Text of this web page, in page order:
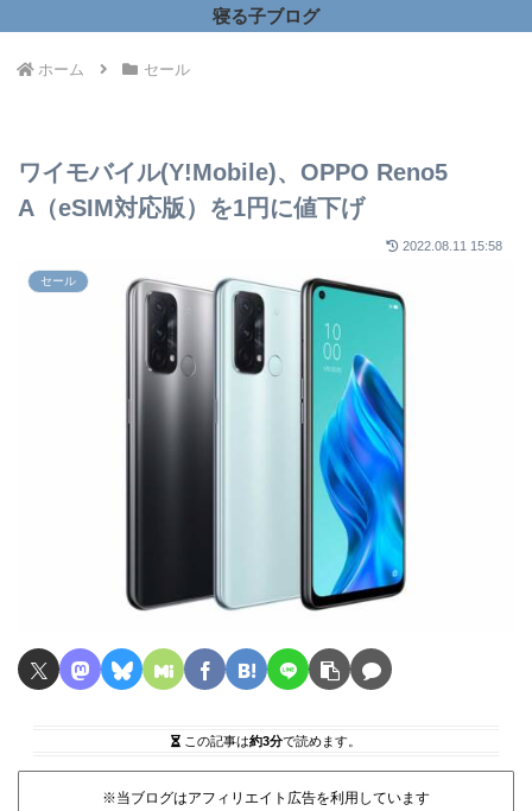
寝る子ブログ
ホーム セール
ワイモバイル(Y!Mobile)、OPPO Reno5
A（eSIM対応版）を1円に値下げ
2022.08.11 15:58
セール
この記事は約3分で読めます。
※当ブログはアフィリエイト広告を利用しています